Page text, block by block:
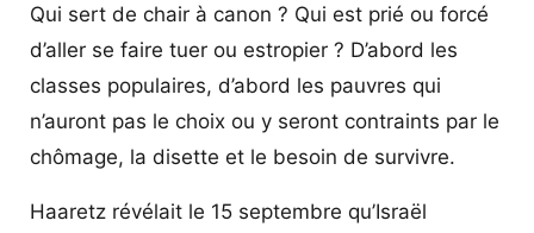
Qui sert de chair à canon ? Qui est prié ou forcé
d’aller se faire tuer ou estropier ? D’abord les
classes populaires, d’abord les pauvres qui
n’auront pas le choix ou y seront contraints par le
chômage, la disette et le besoin de survivre.
Haaretz révélait le 15 septembre qu’Israël